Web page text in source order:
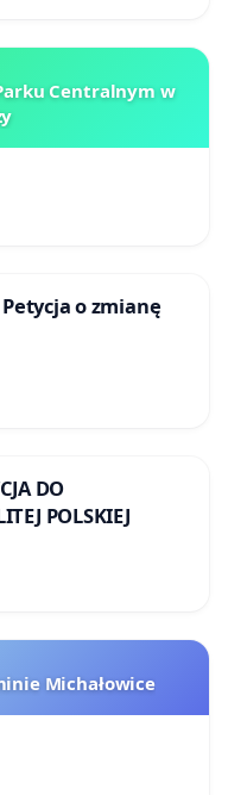
Centralnym w
o zmianę
DO
POLSKIEJ
Michałowice